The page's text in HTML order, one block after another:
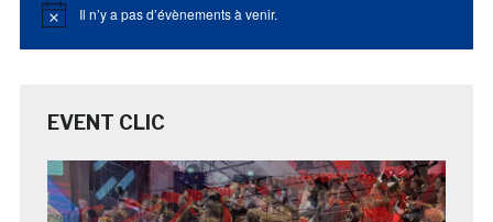
Notice Il n’y a pas d’évènements à venir.
EVENT CLIC